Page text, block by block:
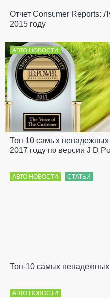
Отчет Consumer Reports:
2015 году
АВТО НОВОСТИ
Топ 10 самых ненадежных
2017 году по версии J D
АВТО НОВОСТИ СТАТЬИ
Топ-10 самых
АВТО НОВОСТИ